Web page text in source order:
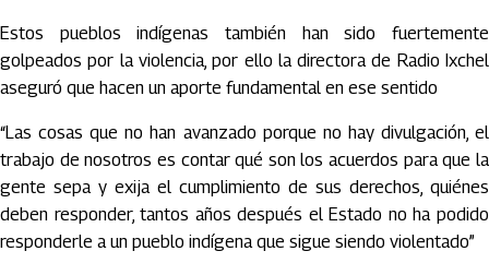
Estos pueblos indígenas también han sido fuertemente
golpeados por la violencia, por ello la directora de Radio Ixchel
aseguró que hacen un aporte fundamental en ese sentido
“Las cosas que no han avanzado porque no hay divulgación, el
trabajo de nosotros es contar qué son los acuerdos para que la
gente sepa y exija el cumplimiento de sus derechos, quiénes
deben responder, tantos años después el Estado no ha podido
responderle a un pueblo indígena que sigue siendo violentado”